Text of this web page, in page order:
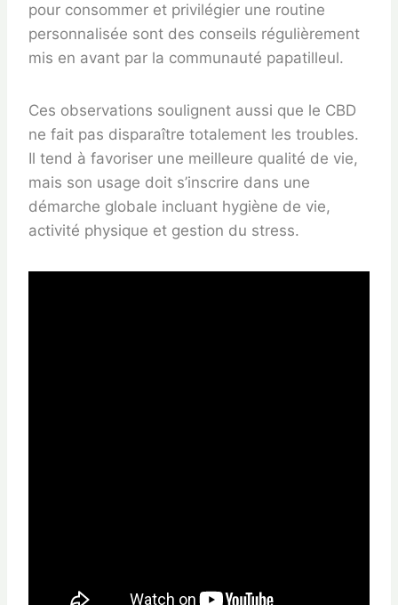
pour consommer et privilégier une routine
personnalisée sont des conseils régulièrement
mis en avant par la communauté papatilleul.
Ces observations soulignent aussi que le CBD
ne fait pas disparaître totalement les troubles.
Il tend à favoriser une meilleure qualité de vie,
mais son usage doit s’inscrire dans une
démarche globale incluant hygiène de vie,
activité physique et gestion du stress.